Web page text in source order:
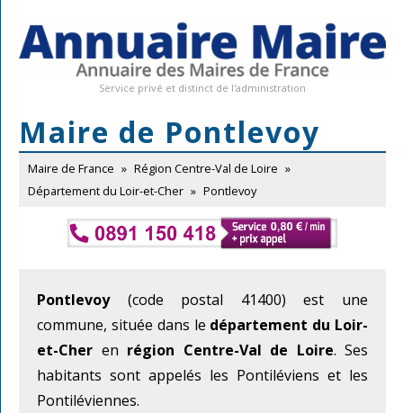
Service privé et distinct de l'administration
Maire de Pontlevoy
Maire de France » Région Centre-Val de Loire »
Département du Loir-et-Cher » Pontlevoy
Pontlevoy(code postal 41400) est une
commune, située dans le département du Loir-
et-Cher en région Centre-Val de Loire. Ses
habitants sont appelés les Pontiléviens et les
Pontiléviennes.